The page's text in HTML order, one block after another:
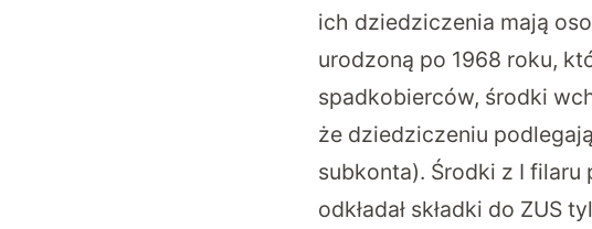
ich dziedziczenia mają
urodzoną po 1968 roku,
spadkobierców, środki
że dziedziczeniu
subkonta). Środki z I filaru
odkładał składki do ZUS